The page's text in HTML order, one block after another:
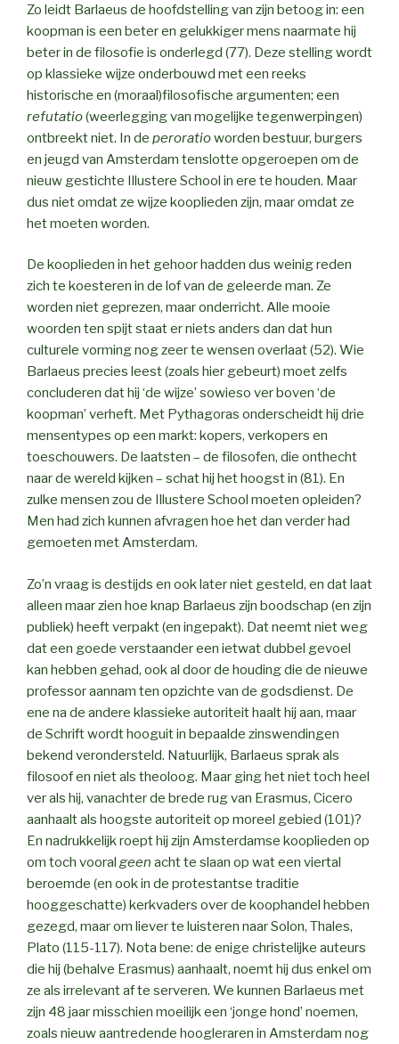
Zo leidt Barlaeus de hoofdstelling van zijn betoog in: een
koopman is een beter en gelukkiger mens naarmate hij
beter in de filosofie is onderlegd (77). Deze stelling wordt
op klassieke wijze onderbouwd met een reeks
historische en (moraal)filosofische argumenten; een
refutatio(weerlegging van mogelijke tegenwerpingen)
ontbreekt niet. In de peroratioworden bestuur, burgers
en jeugd van Amsterdam tenslotte opgeroepen om de
nieuw gestichte Illustere School in ere te houden. Maar
dus niet omdat ze wijze kooplieden zijn, maar omdat ze
het moeten worden.
De kooplieden in het gehoor hadden dus weinig reden
zich te koesteren in de lof van de geleerde man. Ze
worden niet geprezen, maar onderricht. Alle mooie
woorden ten spijt staat er niets anders dan dat hun
culturele vorming nog zeer te wensen overlaat (52). Wie
Barlaeus precies leest (zoals hier gebeurt) moet zelfs
concluderen dat hij ‘de wijze’ sowieso ver boven ‘de
koopman’ verheft. Met Pythagoras onderscheidt hij drie
mensentypes op een markt: kopers, verkopers en
toeschouwers. De laatsten – de filosofen, die onthecht
naar de wereld kijken – schat hij het hoogst in (81). En
zulke mensen zou de Illustere School moeten opleiden?
Men had zich kunnen afvragen hoe het dan verder had
gemoeten met Amsterdam.
Zo’n vraag is destijds en ook later niet gesteld, en dat laat
alleen maar zien hoe knap Barlaeus zijn boodschap (en zijn
publiek) heeft verpakt (en ingepakt). Dat neemt niet weg
dat een goede verstaander een ietwat dubbel gevoel
kan hebben gehad, ook al door de houding die de nieuwe
professor aannam ten opzichte van de godsdienst. De
ene na de andere klassieke autoriteit haalt hij aan, maar
de Schrift wordt hooguit in bepaalde zinswendingen
bekend verondersteld. Natuurlijk, Barlaeus sprak als
filosoof en niet als theoloog. Maar ging het niet toch heel
ver als hij, vanachter de brede rug van Erasmus, Cicero
aanhaalt als hoogste autoriteit op moreel gebied (101)?
En nadrukkelijk roept hij zijn Amsterdamse kooplieden op
om toch vooral geen acht te slaan op wat een viertal
beroemde (en ook in de protestantse traditie
hooggeschatte) kerkvaders over de koophandel hebben
gezegd, maar om liever te luisteren naar Solon, Thales,
Plato (115-117). Nota bene: de enige christelijke auteurs
die hij (behalve Erasmus) aanhaalt, noemt hij dus enkel om
ze als irrelevant af te serveren. We kunnen Barlaeus met
zijn 48 jaar misschien moeilijk een ‘jonge hond’ noemen,
zoals nieuw aantredende hoogleraren in Amsterdam nog